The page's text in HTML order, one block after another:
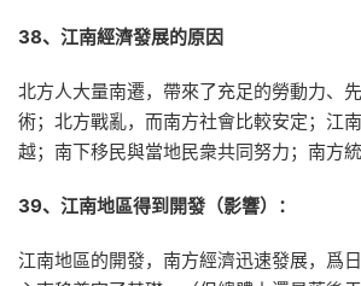
38、江南經濟發展的原因
北方人大量南遷，帶來了充足的勞動力、
術；北方戰亂，而南方社會比較安定；江
越；南下移民與當地民衆共同努力；南方統
39、江南地區得到開發（影響）：
江南地區的開發，南方經濟迅速發展，爲